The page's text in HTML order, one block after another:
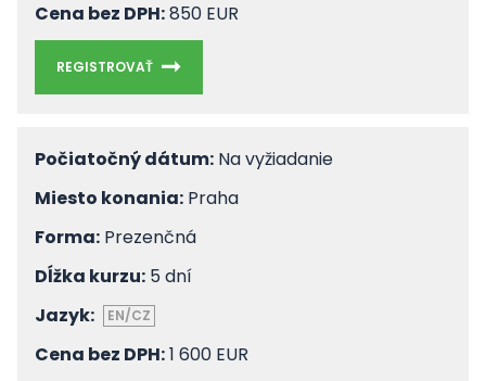
Cena bez DPH:850 EUR
REGISTROVAŤ
Počiatočný dátum: Na vyžiadanie
Miesto konania: Praha
Forma: Prezenčná
Dĺžka kurzu: 5 dní
Jazyk:
EN/CZ
Cena bez DPH:1 600 EUR